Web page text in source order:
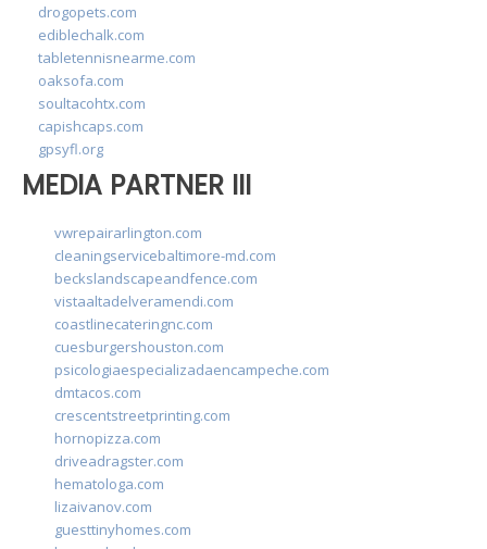
drogopets.com
ediblechalk.com
tabletennisnearme.com
oaksofa.com
soultacohtx.com
capishcaps.com
gpsyfl.org
MEDIA PARTNER III
vwrepairarlington.com
cleaningservicebaltimore-md.com
beckslandscapeandfence.com
vistaaltadelveramendi.com
coastlinecateringnc.com
cuesburgershouston.com
psicologiaespecializadaencampeche.com
dmtacos.com
crescentstreetprinting.com
hornopizza.com
driveadragster.com
hematologa.com
lizaivanov.com
guesttinyhomes.com